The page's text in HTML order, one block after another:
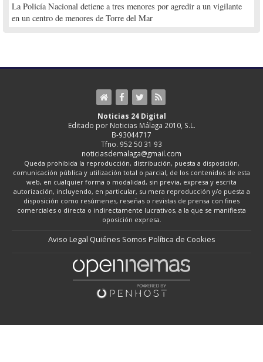
La Policía Nacional detiene a tres menores por agredir a un vigilante
en un centro de menores de Torre del Mar
Noticias 24 Digital
Editado por Noticias Málaga 2010, S.L.
B-93044717
Tfno. 952 50 31 93
noticiasdemalaga@gmail.com
Queda prohibida la reproducción, distribución, puesta a disposición,
comunicación pública y utilización total o parcial, de los contenidos de esta
web, en cualquier forma o modalidad, sin previa, expresa y escrita
autorización, incluyendo, en particular, su mera reproducción y/o puesta a
disposición como resúmenes, reseñas o revistas de prensa con fines
comerciales o directa o indirectamente lucrativos, a la que se manifiesta
oposición expresa.
Aviso Legal Quiénes Somos Política de Cookies